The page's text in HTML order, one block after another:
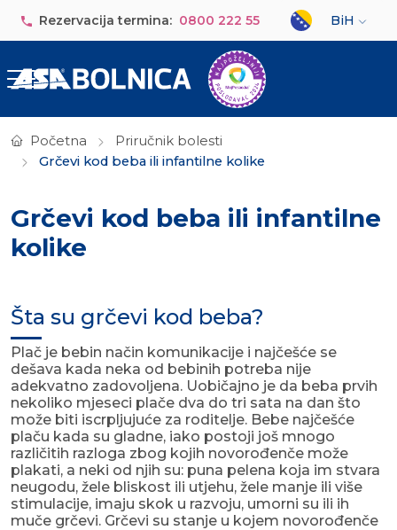
Rezervacija termina: 0800 222 55
Select your
BiH
Početna
Priručnik bolesti
Grčevi kod beba ili infantilne kolike
Grčevi kod beba ili infantilne
kolike
Šta su grčevi kod beba?
Plač je bebin način komunikacije i najčešće se
dešava kada neka od bebinih potreba nije
adekvatno zadovoljena. Uobičajno je da beba prvih
nekoliko mjeseci plače dva do tri sata na dan što
može biti iscrpljujuće za roditelje. Bebe najčešće
plaču kada su gladne, iako postoji još mnogo
različitih razloga zbog kojih novorođenče može
plakati, a neki od njih su: puna pelena koja im stvara
neugodu, žele bliskost ili utjehu, žele manje ili više
stimulacije, imaju skok u razvoju, umorni su ili ih
muče grčevi. Grčevi su stanje u kojem novorođenče